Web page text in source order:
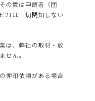
の責は申請者（団
21は一切関知しない
は、弊社の取材・放
せん。
押印依頼がある場合